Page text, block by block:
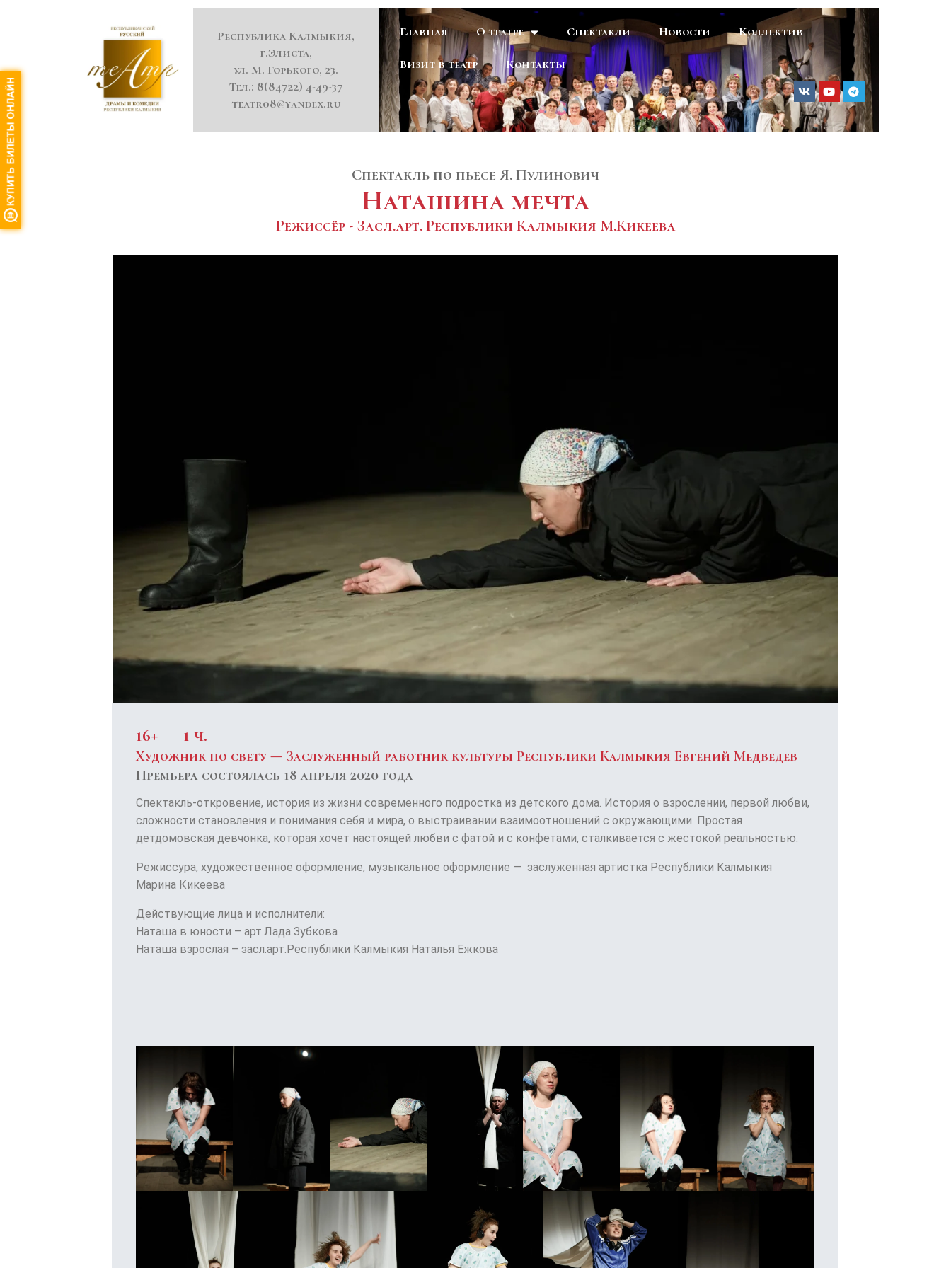
Республика Калмыкия,
г.Элиста,
ул. М. Горького, 23.
Тел.: 8(84722) 4-49-37
teatr08@yandex.ru
Главная О театре Спектакли Новости Коллектив
Визит в театр Контакты
Спектакль по пьесе Я. Пулинович
Наташина мечта
Режиссёр - Засл.арт. Республики Калмыкия М.Кикеева
16+ 1 ч.
Художник по свету — Заслуженный работник культуры Республики Калмыкия Евгений Медведев
Премьера состоялась 18 апреля 2020 года
Спектакль-откровение, история из жизни современного подростка из детского дома. История о взрослении, первой любви,
сложности становления и понимания себя и мира, о выстраивании взаимоотношений с окружающими. Простая
детдомовская девчонка, которая хочет настоящей любви с фатой и с конфетами, сталкивается с жестокой реальностью.
Режиссура, художественное оформление, музыкальное оформление — заслуженная артистка Республики Калмыкия
Марина Кикеева
Действующие лица и исполнители:
Наташа в юности – арт.Лада Зубкова
Наташа взрослая – засл.арт.Республики Калмыкия Наталья Ежкова